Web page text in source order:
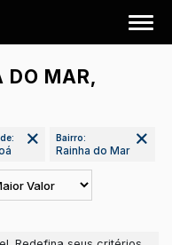
DO MAR,
Cidade:
Itapoá
Bairro: